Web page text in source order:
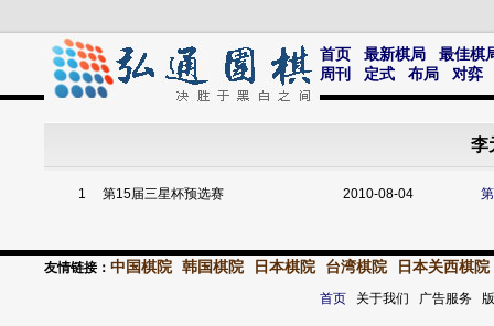
首页 最新棋局
最佳棋
周刊
定式 布局 对弈
李
1 第15届三星杯预选赛 2010-08-04
友情链接： 中国棋院 韩国棋院 日本棋院 台湾棋院 日本关西棋院
首页关于我们 广告服务